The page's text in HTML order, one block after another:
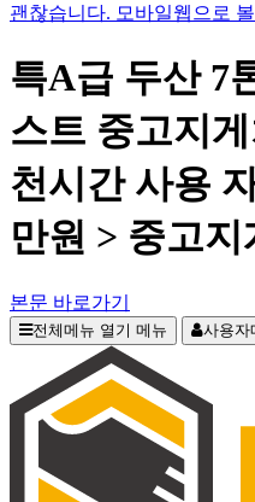
괜찮습니다. 모바일웹으로
특A급 두산 7
스트 중고지
천시간 사용
만원 > 중고지
본문 바로가기
전체메뉴 열기 메뉴 사용자